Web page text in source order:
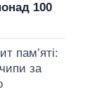
100
пам’яті:
за